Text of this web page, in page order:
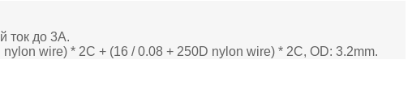
ток до 3A.
wire) * 2C + (16 / 0.08 + 250D nylon wire) * 2C, OD: 3.2mm.